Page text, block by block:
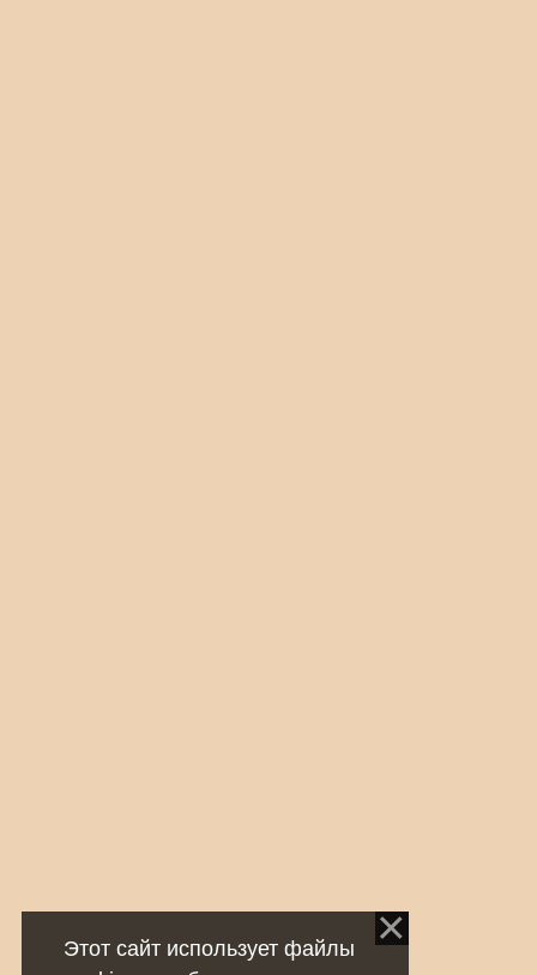
Этот сайт использует файлы